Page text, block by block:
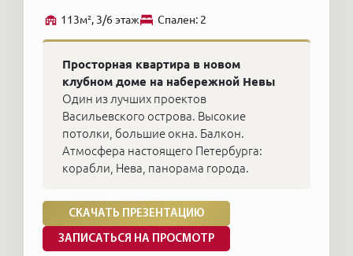
113м², 3/6 этаж Cпален: 2
Просторная квартира в новом
клубном доме на набережной Невы
Один из лучших проектов
Васильевского острова. Высокие
потолки, большие окна. Балкон.
Атмосфера настоящего Петербурга:
корабли, Нева, панорама города.
СКАЧАТЬ ПРЕЗЕНТАЦИЮ
ЗАПИСАТЬСЯ НА ПРОСМОТР